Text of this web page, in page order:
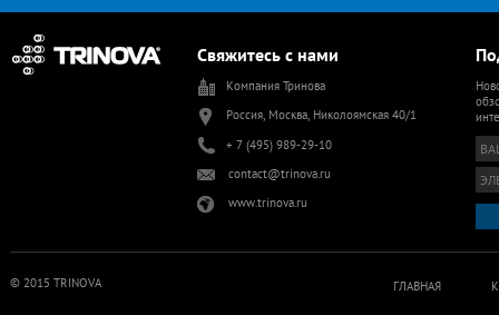
Свяжитесь с нами
Компания Тринова
Россия, Москва, Николоямская 40/1
+ 7 (495) 989-29-10
contact@trinova.ru
www.trinova.ru
ГЛАВНАЯ
© 2015 TRINOVA